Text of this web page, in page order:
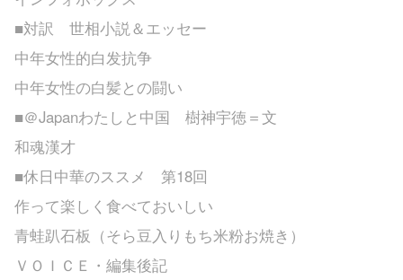
■対訳 世相小説＆エッセー
中年女性的白发抗争
中年女性の白髪との闘い
■＠Japanわたしと中国 樹神宇徳＝文
和魂漢才
■休日中華のススメ 第18回
作って楽しく食べておいしい
青蛙趴石板（そら豆入りもち米粉お焼き）
ＶＯＩＣＥ・編集後記